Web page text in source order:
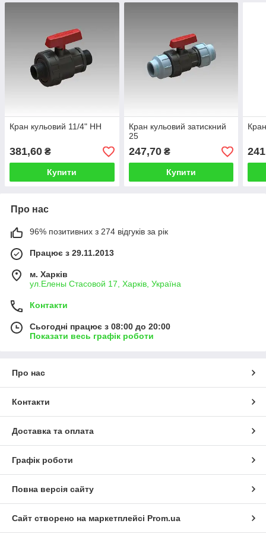
Кран кульовий 11/4" HH
381,60 ₴
Купити
Кран кульовий затискний
25
247,70₴
Купити
241
Про нас
96% позитивних з 274 відгуків за рік
Працює з 29.11.2013
м. Харків
ул.Елены Стасовой 17, Харків, Україна
Контакти
Сьогодні працює з 08:00 до 20:00
Показати весь графік роботи
Про нас
Контакти
Доставка та оплата
Графік роботи
Повна версія сайту
Сайт створено на маркетплейсі Prom.ua